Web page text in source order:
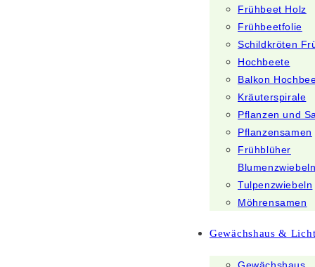
Frühbeet Holz
Frühbeetfolie
Schildkröten
Hochbeete
Balkon
Kräuterspirale
Pflanzen und
Pflanzensamen
Frühblüher
Blumenzwiebeln
Tulpenzwiebeln
Möhrensamen
Gewächshaus & Licht